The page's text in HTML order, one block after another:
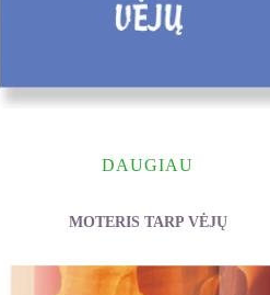
DAUGIAU
MOTERIS TARP VĖJŲ
Hughes-Calero Heather